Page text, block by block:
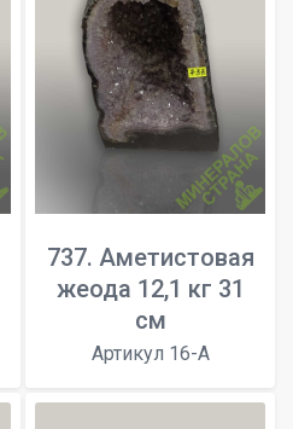
737. Аметистовая
жеода 12,1 кг 31
см
Артикул 16-A